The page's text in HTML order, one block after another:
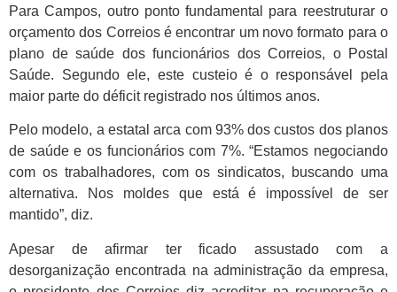
Para Campos, outro ponto fundamental para reestruturar o
orçamento dos Correios é encontrar um novo formato para o
plano de saúde dos funcionários dos Correios, o Postal
Saúde. Segundo ele, este custeio é o responsável pela
maior parte do déficit registrado nos últimos anos.
Pelo modelo, a estatal arca com 93% dos custos dos planos
de saúde e os funcionários com 7%. “Estamos negociando
com os trabalhadores, com os sindicatos, buscando uma
alternativa. Nos moldes que está é impossível de ser
mantido”, diz.
Apesar de afirmar ter ficado assustado com a
desorganização encontrada na administração da empresa,